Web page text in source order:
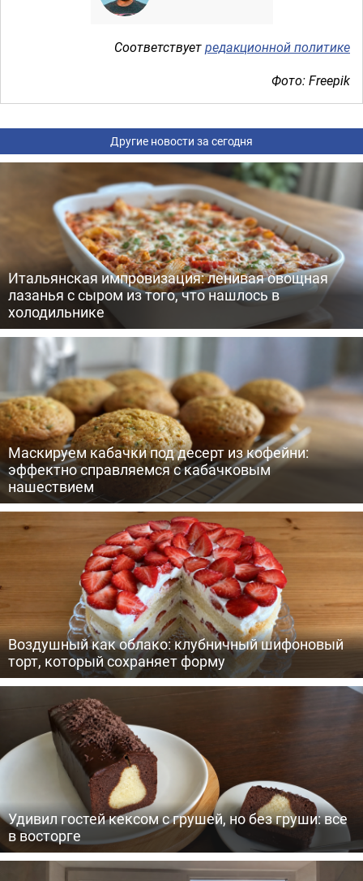
Соответствуетредакционной политике
Фото: Freepik
Другие новости за сегодня
Итальянская импровизация: ленивая овощная
лазанья с сыром из того, что нашлось в
холодильнике
Маскируем кабачки под десерт из кофейни:
эффектно справляемся с кабачковым
нашествием
Воздушный как облако: клубничный шифоновый
торт, который сохраняет форму
Удивил гостей кексом с грушей, но без груши: все
в восторге